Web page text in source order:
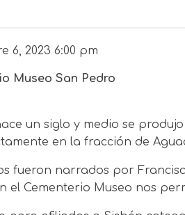
6, 2023 6:00 pm
Museo San Pedro
un siglo y medio se
en la fracción de
fueron narrados por
el Cementerio Museo nos